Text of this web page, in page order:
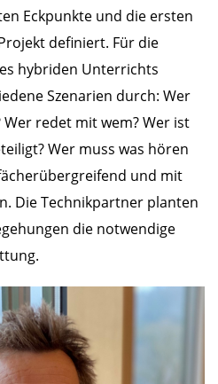
Eckpunkte und die ersten
definiert. Für die
hybriden Unterrichts
Szenarien durch: Wer
redet mit wem? Wer ist
Wer muss was hören
und mit
Die Technikpartner planten
die notwendige